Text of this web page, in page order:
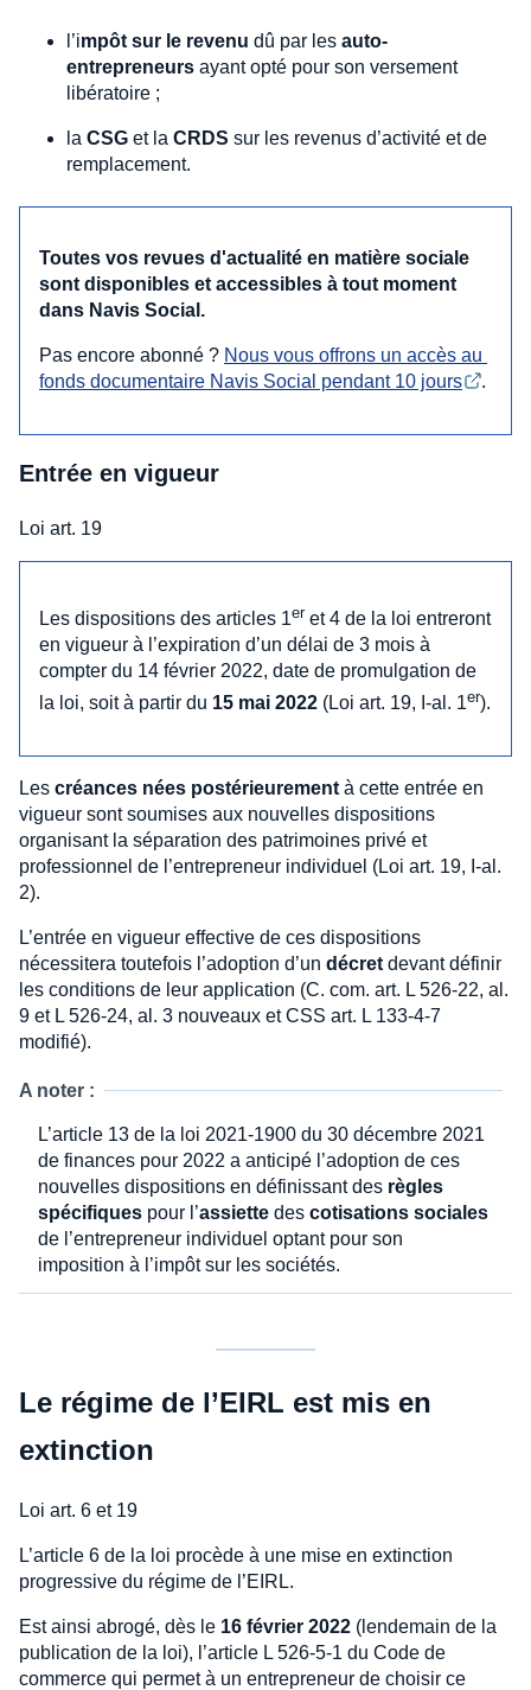
l’impôt sur le revenu dû par les auto-
entrepreneurs ayant opté pour son versement
libératoire ;
la CSG et la CRDS sur les revenus d’activité et de
remplacement.
Toutes vos revues d'actualité en matière sociale
sont disponibles et accessibles à tout moment
dans Navis Social.
Pas encore abonné ? Nous vous offrons un accès au
fonds documentaire Navis Social pendant 10 jours
.
Entrée en vigueur
Loi art. 19
Les dispositions des articles 1er et 4 de la loi entreront
en vigueur à l’expiration d’un délai de 3 mois à
compter du 14 février 2022, date de promulgation de
la loi, soit à partir du 15 mai 2022 (Loi art. 19, I-al. 1er).
Les créances nées postérieurement à cette entrée en
vigueur sont soumises aux nouvelles dispositions
organisant la séparation des patrimoines privé et
professionnel de l’entrepreneur individuel (Loi art. 19, I-al.
2).
L’entrée en vigueur effective de ces dispositions
nécessitera toutefois l’adoption d’un décret devant définir
les conditions de leur application (C. com. art. L 526-22, al.
9 et L 526-24, al. 3 nouveaux et CSS art. L 133-4-7
modifié).
A noter :
L’article 13 de la loi 2021-1900 du 30 décembre 2021
de finances pour 2022 a anticipé l’adoption de ces
nouvelles dispositions en définissant des règles
spécifiques pour l’assiette des cotisations sociales
de l’entrepreneur individuel optant pour son
imposition à l’impôt sur les sociétés.
Le régime de l’EIRL est mis en
extinction
Loi art. 6 et 19
L’article 6 de la loi procède à une mise en extinction
progressive du régime de l’EIRL.
Est ainsi abrogé, dès le 16 février 2022 (lendemain de la
publication de la loi), l’article L 526-5-1 du Code de
commerce qui permet à un entrepreneur de choisir ce